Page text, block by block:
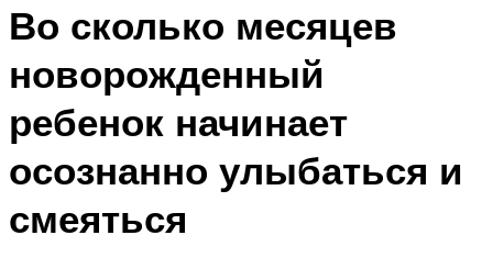
Во сколько месяцев
новорожденный
ребенок начинает
осознанно улыбаться и
смеяться